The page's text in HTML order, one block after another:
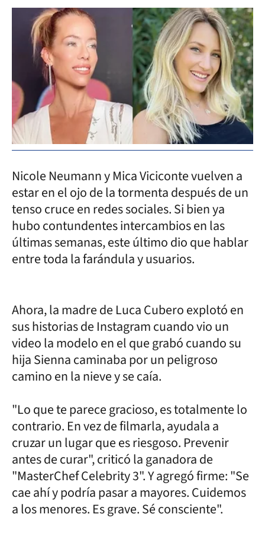
Nicole Neumann y Mica Viciconte vuelven a
estar en el ojo de la tormenta después de un
tenso cruce en redes sociales. Si bien ya
hubo contundentes intercambios en las
últimas semanas, este último dio que hablar
entre toda la farándula y usuarios.
Ahora, la madre de Luca Cubero explotó en
sus historias de Instagram cuando vio un
video la modelo en el que grabó cuando su
hija Sienna caminaba por un peligroso
camino en la nieve y se caía.
"Lo que te parece gracioso, es totalmente lo
contrario. En vez de filmarla, ayudala a
cruzar un lugar que es riesgoso. Prevenir
antes de curar", criticó la ganadora de
"MasterChef Celebrity 3". Y agregó firme: "Se
cae ahí y podría pasar a mayores. Cuidemos
a los menores. Es grave. Sé consciente".